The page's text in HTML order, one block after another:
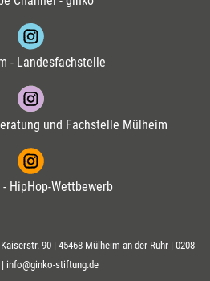
- Landesfachstelle
und Fachstelle Mülheim
HipHop-Wettbewerb
90 | 45468 Mülheim an der Ruhr | 0208
| info@ginko-stiftung.de